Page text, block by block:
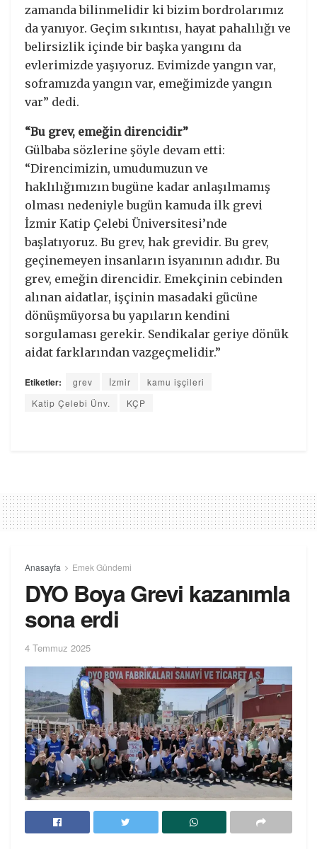
zamanda bilinmelidir ki bizim bordrolarımız
da yanıyor. Geçim sıkıntısı, hayat pahalılığı ve
belirsizlik içinde bir başka yangını da
evlerimizde yaşıyoruz. Evimizde yangın var,
soframızda yangın var, emeğimizde yangın
var” dedi.
“Bu grev, emeğin direncidir”
Gülbaba sözlerine şöyle devam etti:
“Direncimizin, umudumuzun ve
haklılığımızın bugüne kadar anlaşılmamış
olması nedeniyle bugün kamuda ilk grevi
İzmir Katip Çelebi Üniversitesi’nde
başlatıyoruz. Bu grev, hak grevidir. Bu grev,
geçinemeyen insanların isyanının adıdır. Bu
grev, emeğin direncidir. Emekçinin cebinden
alınan aidatlar, işçinin masadaki gücüne
dönüşmüyorsa bu yapıların kendini
sorgulaması gerekir. Sendikalar geriye dönük
aidat farklarından vazgeçmelidir.”
Etiketler: grev İzmir
kamu işçileri
Katip Çelebi Ünv.
KÇP
Anasayfa Emek Gündemi
DYO Boya Grevi kazanımla
sona erdi
4 Temmuz 2025